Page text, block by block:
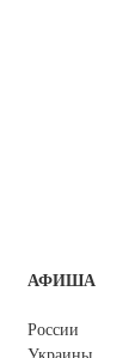
АФИША
России